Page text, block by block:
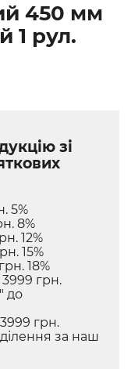
450 мм
1 рул.
зі
5%
8%
12%
15%
18%
грн.
до
грн.
за наш